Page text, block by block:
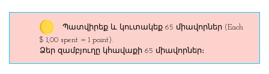
Պատվիրեք և կուտակեք 65 միավորներ (Each
$ 1,00 spent = 1 point).
Ձեր զամբյուղը կհավաքի 65 միավորներ։